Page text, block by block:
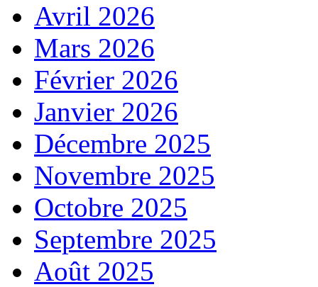
Avril 2026
Mars 2026
Février 2026
Janvier 2026
Décembre 2025
Novembre 2025
Octobre 2025
Septembre 2025
Août 2025